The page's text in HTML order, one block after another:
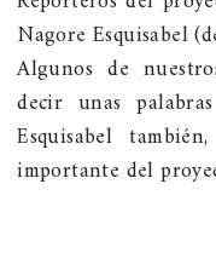
Nagore Esquisabel
Algunos de
decir unas
Esquisabel
importante del